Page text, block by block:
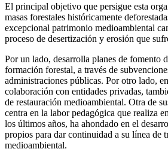
El principal objetivo que persigue esta
masas forestales históricamente
excepcional patrimonio medioambiental
proceso de desertización y erosión que
Por un lado, desarrolla planes de fomento
formación forestal, a través de
administraciones públicas. Por otro lado,
colaboración con entidades privadas,
de restauración medioambiental. Otra de
centra en la labor pedagógica que realiza
los últimos años, ha ahondado en el
propios para dar continuidad a su línea de
medioambiental.